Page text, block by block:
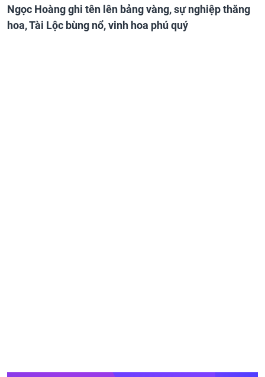
Ngọc Hoàng ghi tên lên bảng vàng, sự nghiệp thăng
hoa, Tài Lộc bùng nổ, vinh hoa phú quý